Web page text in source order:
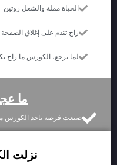
الحياة مملة والشغل روتين
راح تندم على إغلاق الصفحة
لما ترجع، الكورس ما راح يكون
ما
ضيعت فرصة تاخد الكورس
نزلت